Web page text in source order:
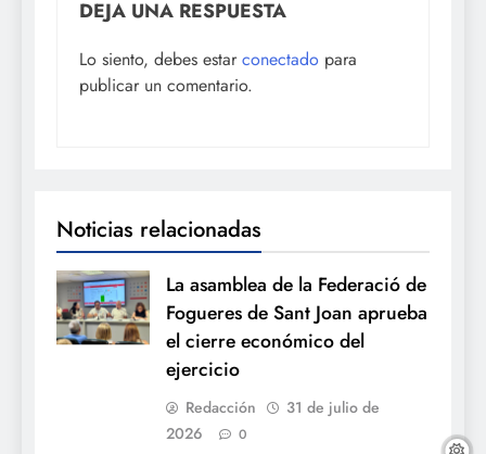
DEJA UNA RESPUESTA
Lo siento, debes estar conectado para
publicar un comentario.
Noticias relacionadas
La asamblea de la Federació de
Fogueres de Sant Joan aprueba
el cierre económico del
ejercicio
Redacción
31 de julio de
2026
0